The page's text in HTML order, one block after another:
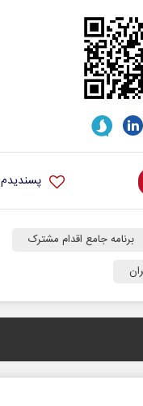
پسندیدم
برنامه جامع اقدام مشترک